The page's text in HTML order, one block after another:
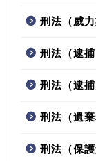
刑法（威力
刑法（逮捕
刑法（逮捕
刑法（遺棄
刑法（保護